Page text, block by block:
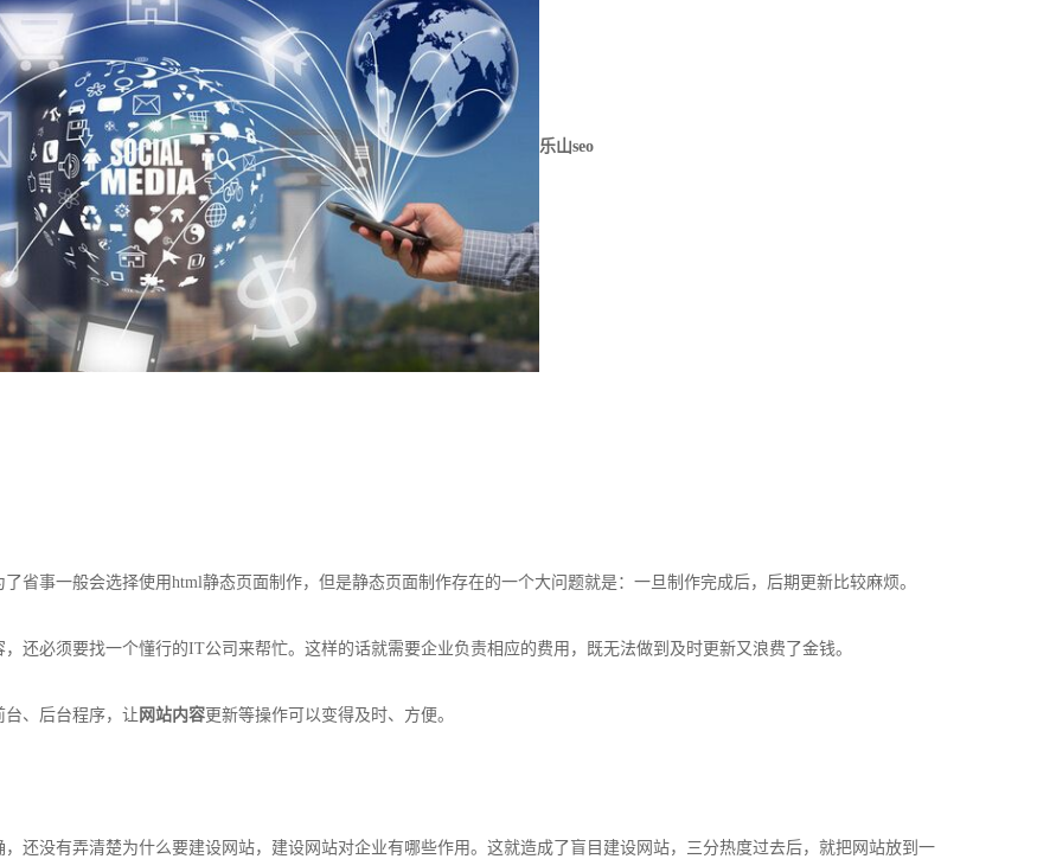
乐山seo
事一般会选择使用html静态页面制作，但是静态页面制作存在的一个大问题就是：一旦制作完成后，后期更新比较麻烦。
必须要找一个懂行的IT公司来帮忙。这样的话就需要企业负责相应的费用，既无法做到及时更新又浪费了金钱。
、后台程序，让 网站内容更新等操作可以变得及时、方便。
没有弄清楚为什么要建设网站，建设网站对企业有哪些作用。这就造成了盲目建设网站，三分热度过去后，就把网站放到一